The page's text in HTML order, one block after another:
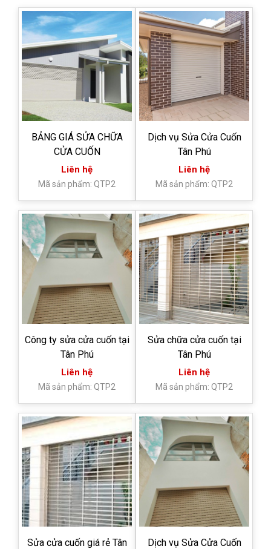
BẢNG GIÁ SỬA CHỮA
CỬA CUỐN
Liên hệ
Mã sản phẩm: QTP2
Dịch vụ Sửa Cửa Cuốn
Tân Phú
Liên hệ
Mã sản phẩm: QTP2
Công ty sửa cửa cuốn tại
Tân Phú
Liên hệ
Mã sản phẩm: QTP2
Sửa chữa cửa cuốn tại
Tân Phú
Liên hệ
Mã sản phẩm: QTP2
Sửa cửa cuốn giá rẻ Tân
Dịch vụ Sửa Cửa Cuốn